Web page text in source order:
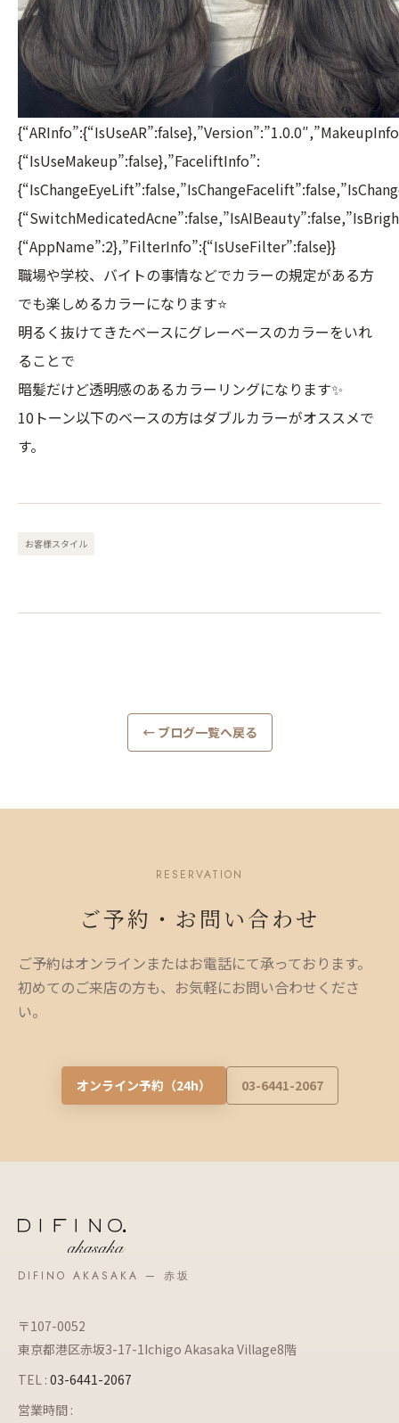
{“IsUseMakeup”:false},”FaceliftInfo”:
{“AppName”:2},”FilterInfo”:{“IsUseFilter”:false}}
職場や学校、バイトの事情などでカラーの規定がある方
でも楽しめるカラーになります⭐️
明るく抜けてきたベースにグレーベースのカラーをいれ
ることで
暗髪だけど透明感のあるカラーリングになります✨
10トーン以下のベースの方はダブルカラーがオススメで
す。
お客様スタイル
← ブログ一覧へ戻る
RESERVATION
ご予約・お問い合わせ
ご予約はオンラインまたはお電話にて承っております。
初めてのご来店の方も、お気軽にお問い合わせくださ
い。
オンライン予約（24h） 03-6441-2067
DIFINO AKASAKA — 赤坂
〒107-0052
東京都港区赤坂3-17-1Ichigo Akasaka Village8階
TEL : 03-6441-2067
営業時間 :